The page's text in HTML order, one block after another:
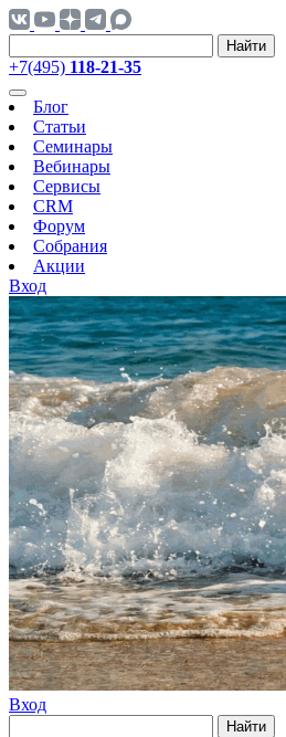
Найти
+7(495) 118-21-35
Блог
Статьи
Семинары
Вебинары
Сервисы
CRM
Форум
Собрания
Акции
Вход
Вход
Найти